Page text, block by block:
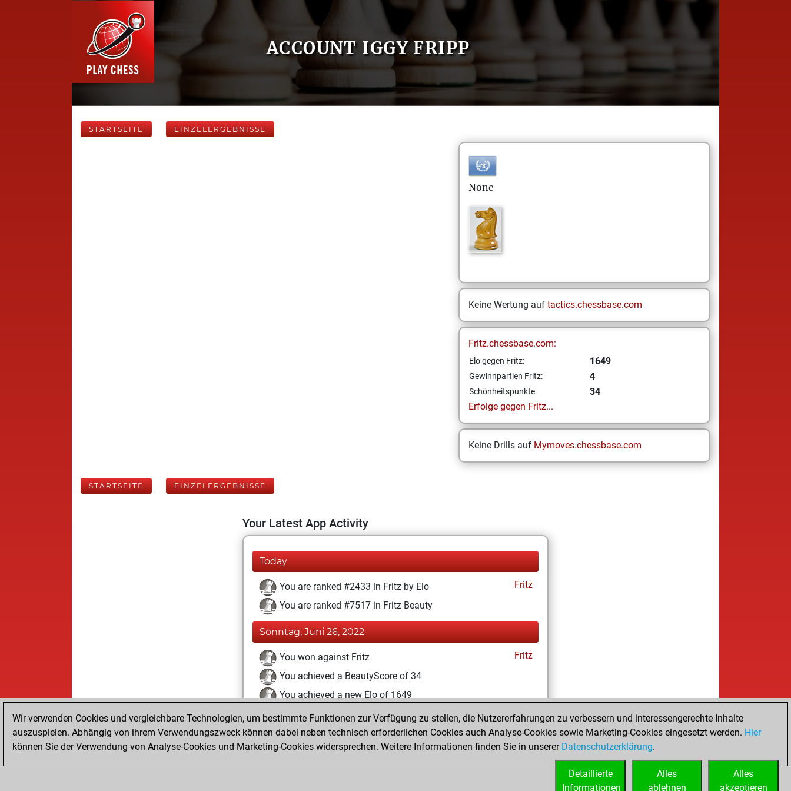
ACCOUNT IGGY FRIPP
STARTSEITE EINZELERGEBNISSE
None
Keine Wertung auf tactics.chessbase.com
Fritz.chessbase.com:
Elo gegen Fritz: 1649
Gewinnpartien Fritz: 4
Schönheitspunkte
34
Erfolge gegen Fritz...
Keine Drills auf Mymoves.chessbase.com
STARTSEITE EINZELERGEBNISSE
Your Latest App Activity
Today
You are ranked #2433 in Fritz by Elo
Fritz
You are ranked #7517 in Fritz Beauty
Sonntag, Juni 26, 2022
You won against Fritz
Fritz
You achieved a BeautyScore of 34
You achieved a new Elo of 1649
Sonntag, Juni 5, 2022
You created your Fritz account Fritz
Wir verwenden Cookies und vergleichbare Technologien, um bestimmte Funktionen zur Verfügung zu stellen, die Nutzererfahrungen zu verbessern und interessengerechte Inhalte
auszuspielen. Abhängig von ihrem Verwendungszweck können dabei neben technisch erforderlichen Cookies auch Analyse-Cookies sowie Marketing-Cookies eingesetzt werden. Hier
können Sie der Verwendung von Analyse-Cookies und Marketing-Cookies widersprechen. Weitere Informationen finden Sie in unserer Datenschutzerklärung.
Alles
akzeptieren
Alles
ablehnen
Detaillierte
Informationen